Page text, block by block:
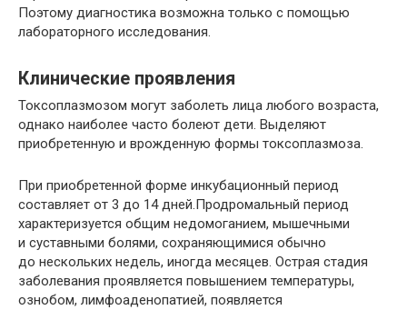
Поэтому диагностика возможна только с помощью
лабораторного исследования.
Клинические проявления
Токсоплазмозом могут заболеть лица любого возраста,
однако наиболее часто болеют дети. Выделяют
приобретенную и врожденную формы токсоплазмоза.
При приобретенной форме инкубационный период
составляет от 3 до 14 дней.Продромальный период
характеризуется общим недомоганием, мышечными
и суставными болями, сохраняющимися обычно
до нескольких недель, иногда месяцев. Острая стадия
заболевания проявляется повышением температуры,
ознобом, лимфоаденопатией, появляется